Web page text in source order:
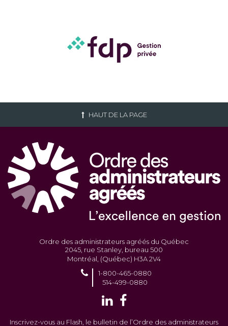
HAUT DE LA PAGE
Ordre des administrateurs agréés du Québec
2045, rue Stanley, bureau 500
Montréal, (Québec) H3A 2V4
1-800-465-0880
514-499-0880
Inscrivez-vous au Flash, le bulletin de l’Ordre des administrateurs